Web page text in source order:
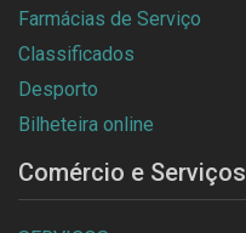
Farmácias de Serviço
Classificados
Desporto
Bilheteira online
Comércio e Serviços